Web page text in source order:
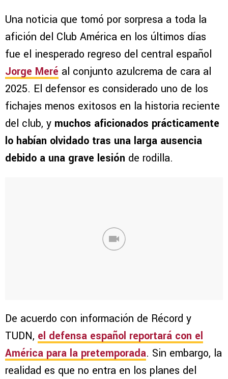
Una noticia que tomó por sorpresa a toda la
afición del Club América en los últimos días
fue el inesperado regreso del central español
Jorge Meré al conjunto azulcrema de cara al
2025. El defensor es considerado uno de los
fichajes menos exitosos en la historia reciente
del club, y muchos aficionados prácticamente
lo habían olvidado tras una larga ausencia
debido a una grave lesión de rodilla.
De acuerdo con información de Récord y
TUDN, el defensa español reportará con el
América para la pretemporada. Sin embargo, la
realidad es que no entra en los planes del